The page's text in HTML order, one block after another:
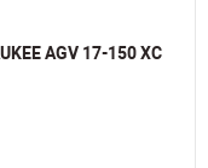
AGV 17-150 XC